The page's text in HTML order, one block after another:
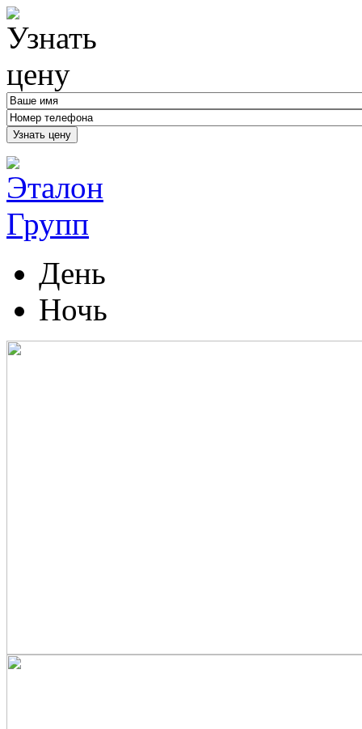
Узнать цену
День
Ночь